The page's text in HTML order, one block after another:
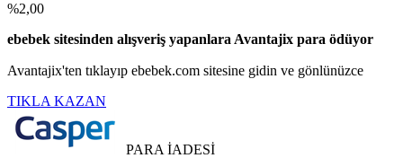
%2,00
ebebek sitesinden alışveriş yapanlara Avantajix para ödüyor
Avantajix'ten tıklayıp ebebek.com sitesine gidin ve gönlünüzce
TIKLA KAZAN
PARA İADESİ